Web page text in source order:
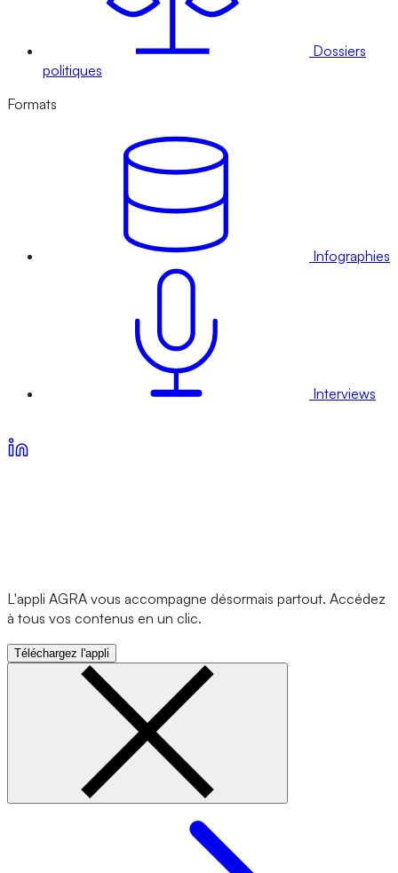
Dossiers
politiques
Formats
Infographies
Interviews
L'appli AGRA vous accompagne désormais partout. Accédez
à tous vos contenus en un clic.
Téléchargez l'appli